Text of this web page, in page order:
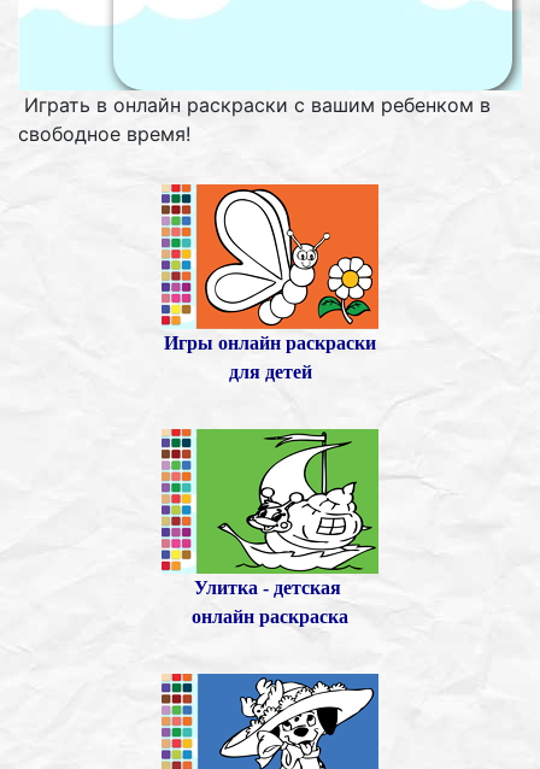
Играть в онлайн раскраски с вашим ребенком в
свободное время!
Игры онлайн раскраски
для детей
Улитка - детская
онлайн раскраска